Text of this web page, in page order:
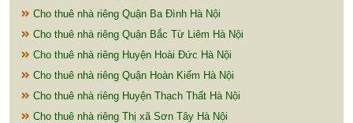
Cho thuê nhà riêng Quận Ba Đình Hà Nội
Cho thuê nhà riêng Quận Bắc Từ Liêm Hà Nội
Cho thuê nhà riêng Huyện Hoài Đức Hà Nội
Cho thuê nhà riêng Quận Hoàn Kiếm Hà Nội
Cho thuê nhà riêng Huyện Thạch Thất Hà Nội
Cho thuê nhà riêng Thị xã Sơn Tây Hà Nội